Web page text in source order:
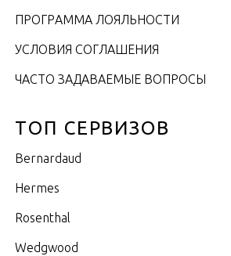
ПРОГРАММА ЛОЯЛЬНОСТИ
УСЛОВИЯ СОГЛАШЕНИЯ
ЧАСТО ЗАДАВАЕМЫЕ ВОПРОСЫ
ТОП СЕРВИЗОВ
Bernardaud
Hermes
Rosenthal
Wedgwood